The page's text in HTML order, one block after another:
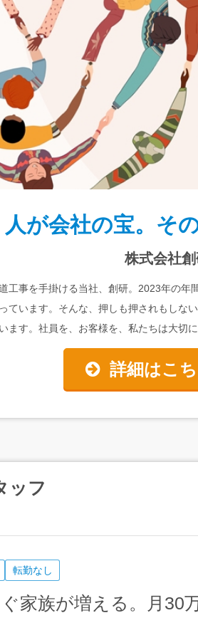
人が会社の宝。そ
株式会社
工事を手掛ける当社、創研。2023年の
ています。そんな、押しも押されもしな
ます。社員を、お客様を、私たちは大切に
詳細はこ
ッフ
転勤なし
家族が増える。月30